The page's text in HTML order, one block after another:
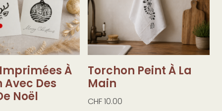
À
Avec Des
Noël
Torchon Peint À La
Main
CHF10.00